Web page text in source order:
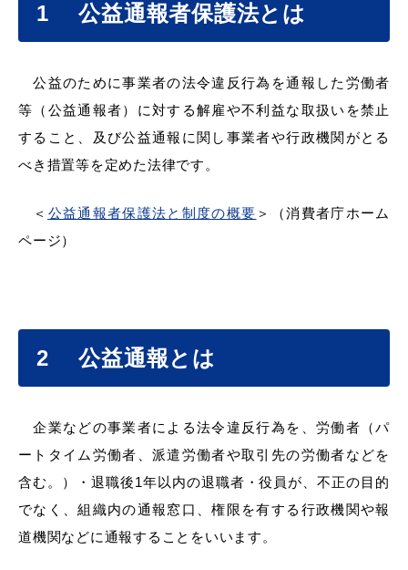
健康・福祉・子育て
産業・ビジネス
教育・文化・スポーツ
場面から探す
妊娠・出産 子育て
1 公益通報者保護法とは
公益のために事業者の法令違反行為を通報した労働者
等（公益通報者）に対する解雇や不利益な取扱いを禁止
すること、及び公益通報に関し事業者や行政機関がとる
べき措置等を定めた法律です。
＜ 公益通報者保護法と制度の概要 ＞（消費者庁ホーム
ページ）
2 公益通報とは
企業などの事業者による法令違反行為を、労働者（パ
ートタイム労働者、派遣労働者や取引先の労働者などを
含む。）・退職後1年以内の退職者・役員が、不正の目的
でなく、組織内の通報窓口、権限を有する行政機関や報
道機関などに通報することをいいます。